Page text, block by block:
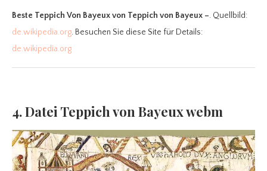
Beste Teppich Von Bayeuxvon Teppich von Bayeux –. Quellbild:
de.wikipedia.org. Besuchen Sie diese Site für Details:
de.wikipedia.org
4. Datei Teppich von Bayeux webm